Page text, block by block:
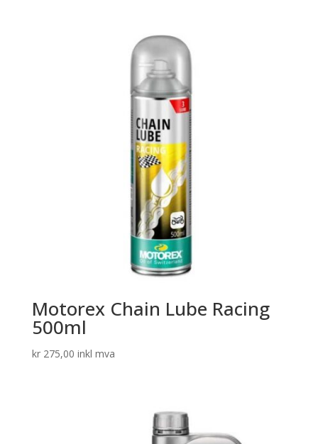
Motorex Chain Lube Racing
500ml
kr275,00 inkl mva